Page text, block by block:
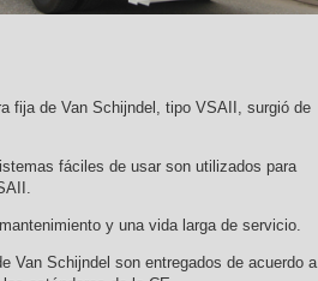
fija de Van Schijndel, tipo VSAII, surgió de
fáciles de usar son utilizados para
y una vida larga de servicio.
Van Schijndel son entregados de acuerdo a